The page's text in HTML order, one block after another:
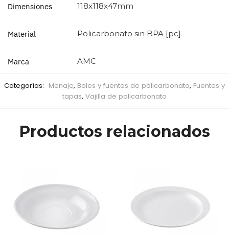
Dimensiones 118x118x47mm
Material Policarbonato sin BPA [pc]
Marca AMC
Categorías: Menaje, Boles y fuentes de policarbonato, Fuentes y
tapas, Vajilla de policarbonato
Productos relacionados